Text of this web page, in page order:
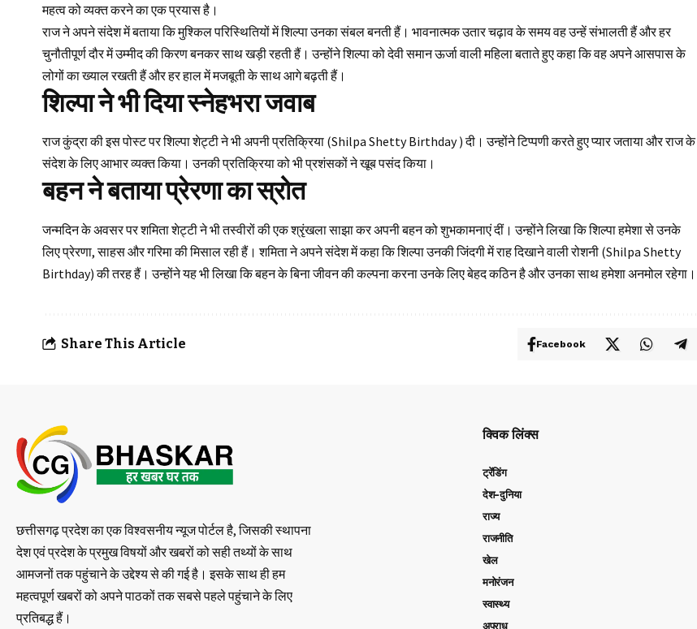
महत्व को व्यक्त करने का एक प्रयास है।
राज ने अपने संदेश में बताया कि मुश्किल परिस्थितियों में शिल्पा उनका संबल बनती हैं। भावनात्मक उतार चढ़ाव के समय वह उन्हें संभालती हैं और हर
चुनौतीपूर्ण दौर में उम्मीद की किरण बनकर साथ खड़ी रहती हैं। उन्होंने शिल्पा को देवी समान ऊर्जा वाली महिला बताते हुए कहा कि वह अपने आसपास के
लोगों का ख्याल रखती हैं और हर हाल में मजबूती के साथ आगे बढ़ती हैं।
शिल्पा ने भी दिया स्नेहभरा जवाब
राज कुंद्राकी इस पोस्ट पर शिल्पा शेट्टी ने भी अपनी प्रतिक्रिया (Shilpa Shetty Birthday ) दी। उन्होंने टिप्पणी करते हुए प्यार जताया और राज के
संदेश के लिए आभार व्यक्त किया। उनकी प्रतिक्रिया को भी प्रशंसकों ने खूब पसंद किया।
बहन ने बताया प्रेरणा का स्रोत
जन्मदिन के अवसर पर शमिता शेट्टी ने भी तस्वीरों की एक श्रृंखला साझा कर अपनी बहन को शुभकामनाएं दीं। उन्होंने लिखा कि शिल्पा हमेशा से उनके
लिए प्रेरणा, साहस और गरिमा की मिसाल रही हैं। शमिता ने अपने संदेश में कहा कि शिल्पा उनकी जिंदगी में राह दिखाने वाली रोशनी (Shilpa Shetty
Birthday) की तरह हैं। उन्होंने यह भी लिखा कि बहन के बिना जीवन की कल्पना करना उनके लिए बेहद कठिन है और उनका साथ हमेशा अनमोल रहेगा।
Share This Article Facebook
छत्तीसगढ़ प्रदेश का एक विश्वसनीय न्यूज पोर्टल है, जिसकी स्थापना
देश एवं प्रदेश के प्रमुख विषयों और खबरों को सही तथ्यों के साथ
आमजनों तक पहुंचाने के उद्देश्य से की गई है। इसके साथ ही हम
महत्वपूर्ण खबरों को अपने पाठकों तक सबसे पहले पहुंचाने के लिए
प्रतिबद्ध हैं।
क्विक लिंक्स
ट्रेंडिंग
देश-दुनिया
राज्य
राजनीति
खेल
मनोरंजन
स्वास्थ्य
अपराध